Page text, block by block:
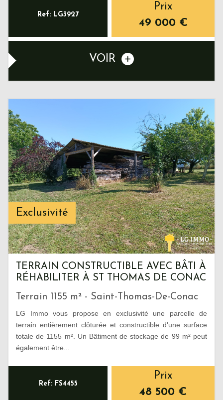
Ref: LG3927
Prix
49 000 €
VOIR
Exclusivité
TERRAIN CONSTRUCTIBLE AVEC BÂTI À
RÉHABILITER À ST THOMAS DE CONAC
Terrain 1155 m² - Saint-Thomas-De-Conac
LG Immo vous propose en exclusivité une parcelle de
terrain entièrement clôturée et constructible d'une surface
totale de 1155 m². Un Bâtiment de stockage de 99 m² peut
également être...
Ref: FS4455
Prix
48 500 €